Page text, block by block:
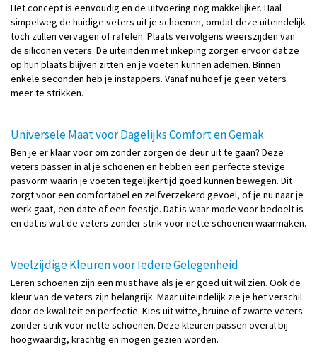
Het concept is eenvoudig en de uitvoering nog makkelijker. Haal
simpelweg de huidige veters uit je schoenen, omdat deze uiteindelijk
toch zullen vervagen of rafelen. Plaats vervolgens weerszijden van
de siliconen veters. De uiteinden met inkeping zorgen ervoor dat ze
op hun plaats blijven zitten en je voeten kunnen ademen. Binnen
enkele seconden heb je instappers. Vanaf nu hoef je geen veters
meer te strikken.
Universele Maat voor Dagelijks Comfort en Gemak
Ben je er klaar voor om zonder zorgen de deur uit te gaan? Deze
veters passen in al je schoenen en hebben een perfecte stevige
pasvorm waarin je voeten tegelijkertijd goed kunnen bewegen. Dit
zorgt voor een comfortabel en zelfverzekerd gevoel, of je nu naar je
werk gaat, een date of een feestje. Dat is waar mode voor bedoelt is
en dat is wat de veters zonder strik voor nette schoenen waarmaken.
Veelzijdige Kleuren voor Iedere Gelegenheid
Leren schoenen zijn een must have als je er goed uit wil zien. Ook de
kleur van de veters zijn belangrijk. Maar uiteindelijk zie je het verschil
door de kwaliteit en perfectie. Kies uit witte, bruine of zwarte veters
zonder strik voor nette schoenen. Deze kleuren passen overal bij –
hoogwaardig, krachtig en mogen gezien worden.